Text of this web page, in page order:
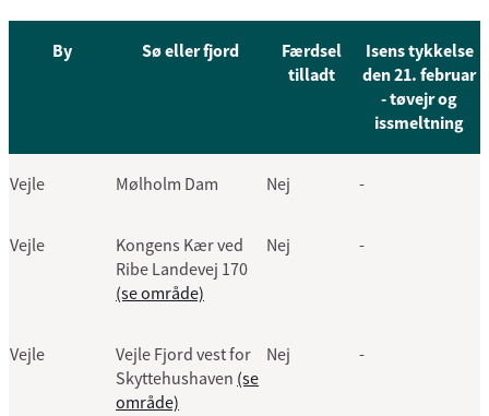
By Sø eller fjord
Færdsel
tilladt
Isens tykkelse
den 21. februar
- tøvejr og
issmeltning
Vejle Mølholm Dam Nej -
Vejle
Kongens Kær ved
Ribe Landevej 170
(se område)
Nej -
Vejle
Vejle Fjord vest for
Skyttehushaven (se
område)
Nej -